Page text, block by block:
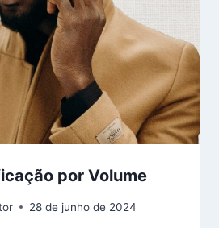
por Volume
28 de junho de 2024